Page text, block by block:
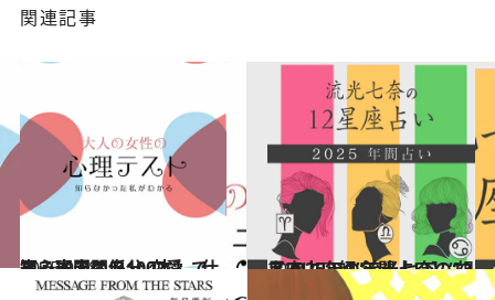
関連記事
2025.9.28
【心理テスト100本】で知る本当の自分 恋愛、仕事、人間関係…
占い 2024.12.13
【2025年の年間占い】“視える占い師”流光七奈の12星座占い
占い